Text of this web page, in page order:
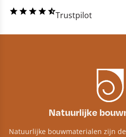
Trustpilot
Natuurlijke
Natuurlijke bouwmaterialen zijn